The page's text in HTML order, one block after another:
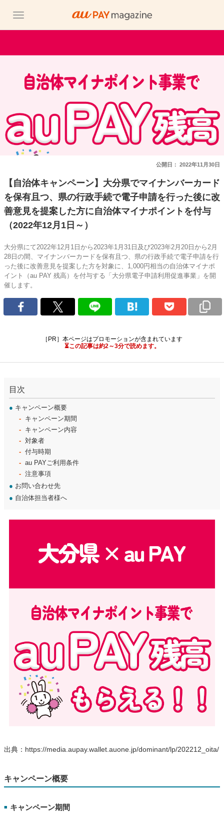
公開日： 2022年11月30日
【自治体キャンペーン】大分県でマイナンバーカード
を保有且つ、県の行政手続で電子申請を行った後に改
善意見を提案した方に自治体マイナポイントを付与
（2022年12月1日～）
大分県にて2022年12月1日から2023年1月31日及び2023年2月20日から2月
28日の間、マイナンバーカードを保有且つ、県の行政手続で電子申請を行
った後に改善意見を提案した方を対象に、1,000円相当の自治体マイナポ
イント（au PAY 残高）を付与する「大分県電子申請利用促進事業」を開
催します。
［PR］本ページはプロモーションが含まれています
⏳この記事は約2～3分で読めます。
目次
● キャンペーン概要
キャンペーン期間
キャンペーン内容
対象者
付与時期
au PAYご利用条件
注意事項
● お問い合わせ先
● 自治体担当者様へ
出典：https://media.aupay.wallet.auone.jp/dominant/lp/202212_oita/
キャンペーン概要
■ キャンペーン期間